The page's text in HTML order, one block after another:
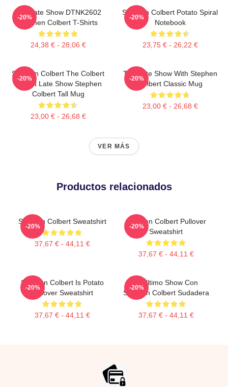
The Late Show DTNK2602
Stephen Colbert T-Shirts
24,38 € - 28,06 €
-20%
Stephen Colbert Potato Spiral
Notebook
23,75 € - 26,22 €
-20%
Stephen Colbert The Colbert
Report Late Show Stephen
Colbert Tall Mug
23,00 € - 26,68 €
-20%
The Late Show With Stephen
Colbert Classic Mug
23,00 € - 26,68 €
-20%
VER MÁS
Productos relacionados
Stephen Colbert Sweatshirt
37,67 € - 44,11 €
-20%
Stephen Colbert Pullover
Sweatshirt
37,67 € - 44,11 €
-20%
Stephen Colbert Is Potato
Pullover Sweatshirt
37,67 € - 44,11 €
-20%
El Último Show Con
Stephen Colbert Sudadera
37,67 € - 44,11 €
-20%